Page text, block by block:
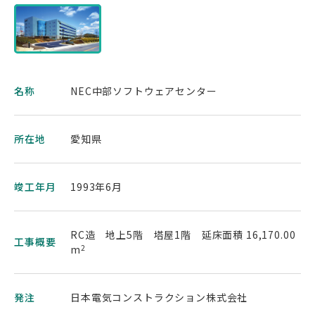
名称 NEC中部ソフトウェアセンター
所在地 愛知県
竣工年月 1993年6月
工事概要
RC造 地上5階 塔屋1階 延床面積 16,170.00
m2
発注 日本電気コンストラクション株式会社